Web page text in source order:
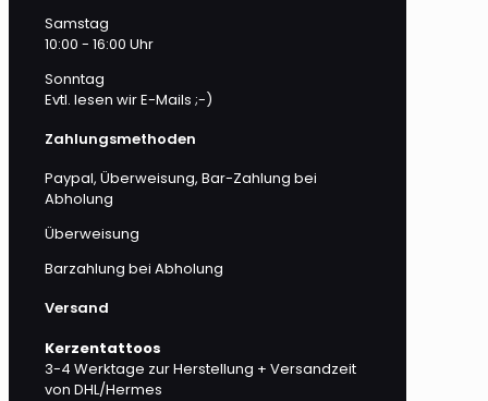
Samstag
10:00 - 16:00 Uhr
Sonntag
Evtl. lesen wir E-Mails ;-)
Zahlungsmethoden
Paypal, Überweisung, Bar-Zahlung bei
Abholung
Überweisung
Barzahlung bei Abholung
Versand
Kerzentattoos
3-4 Werktage zur Herstellung + Versandzeit
von DHL/Hermes